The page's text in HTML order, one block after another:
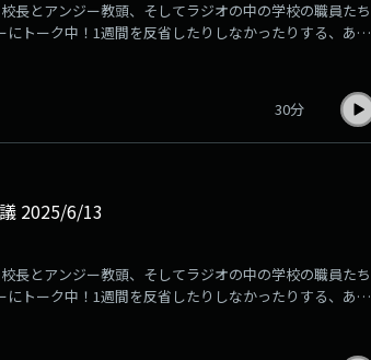
長とアンジー教頭、そしてラジオの中の学校の職員たち
トーク中！1週間を反省したりしなかったりする、あの
30分
2025/6/13
長とアンジー教頭、そしてラジオの中の学校の職員たち
トーク中！1週間を反省したりしなかったりする、あの